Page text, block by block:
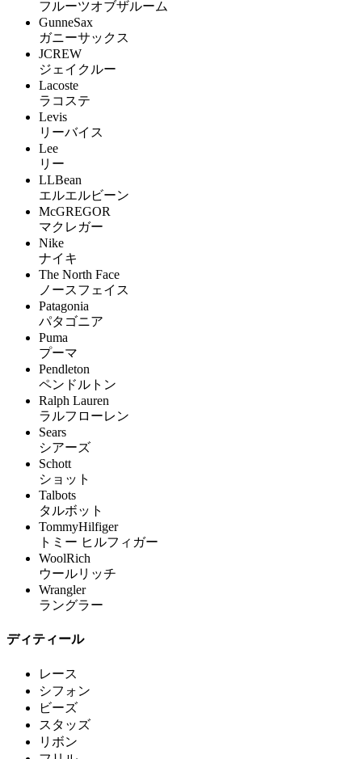
フルーツオブザルーム
GunneSax
ガニーサックス
JCREW
ジェイクルー
Lacoste
ラコステ
Levis
リーバイス
Lee
リー
LLBean
エルエルビーン
McGREGOR
マクレガー
Nike
ナイキ
The North Face
ノースフェイス
Patagonia
パタゴニア
Puma
プーマ
Pendleton
ペンドルトン
Ralph Lauren
ラルフローレン
Sears
シアーズ
Schott
ショット
Talbots
タルボット
TommyHilfiger
トミー ヒルフィガー
WoolRich
ウールリッチ
Wrangler
ラングラー
ディティール
レース
シフォン
ビーズ
スタッズ
リボン